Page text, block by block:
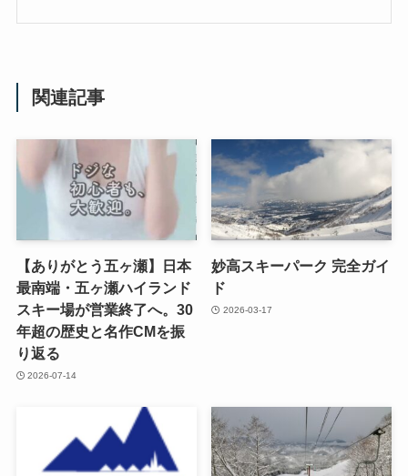
関連記事
【ありがとう五ヶ瀬】日本
最南端・五ヶ瀬ハイランド
スキー場が営業終了へ。30
年超の歴史と名作CMを振
り返る
2026-07-14
妙高スキーパーク 完全ガイ
ド
2026-03-17